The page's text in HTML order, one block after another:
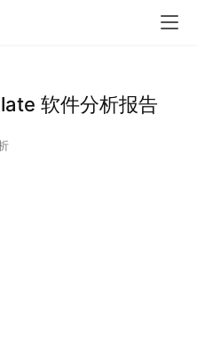
软件分析报告